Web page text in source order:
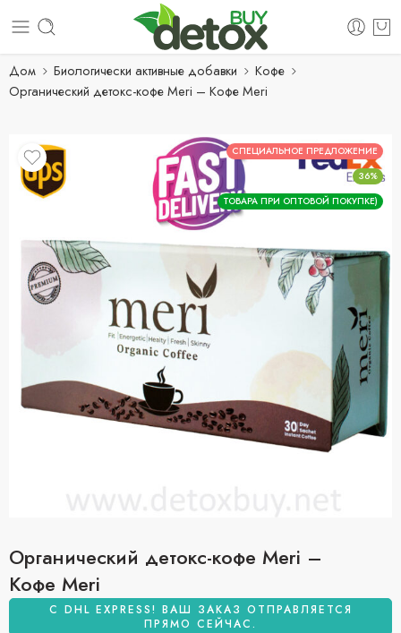
Дом Биологически активные добавки
Кофе
Органический детокс-кофе Meri – Кофе Meri
СПЕЦИАЛЬНОЕ ПРЕДЛОЖЕНИЕ
36%
ТОВАРА ПРИ ОПТОВОЙ ПОКУПКЕ)
Органический детокс-кофе Meri –
Кофе Meri
С DHL EXPRESS! ВАШ ЗАКАЗ ОТПРАВЛЯЕТСЯ
ПРЯМО СЕЙЧАС.